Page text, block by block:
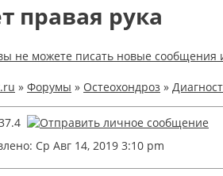
правая рука
» Форумы » Остеохондроз »
Ср Авг 14, 2019 3:10 pm